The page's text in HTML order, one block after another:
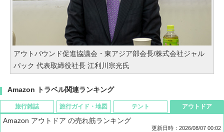
アウトバウンド促進協議会・東アジア部会長/株式会社ジャル
パック 代表取締役社長 江利川宗光氏
Amazon トラベル関連ランキング
旅行雑誌 旅行ガイド・地図 テント アウトドア
Amazon アウトドア の売れ筋ランキング
更新日時：2026/08/07 00:02